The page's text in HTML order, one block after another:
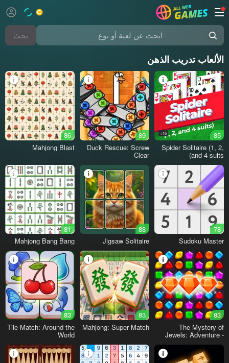
ابحث عن لعبة أو نوع بحث
الألعاب تدريب الذهن
85
16+
Spider Solitaire (1, 2,
and 4 suits)
89
Duck Rescue: Screw
Clear
86
Mahjong Blast
78
Sudoku Master
88
Jigsaw Solitaire
81
Mahjong Bang Bang
83
The Mystery of
Jewels: Adventure -
83
Mahjong: Super Match
83
Tile Match: Around the
World